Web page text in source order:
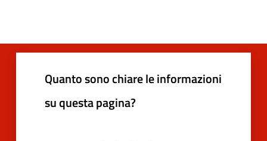
Quanto sono chiare le informazioni
su questa pagina?